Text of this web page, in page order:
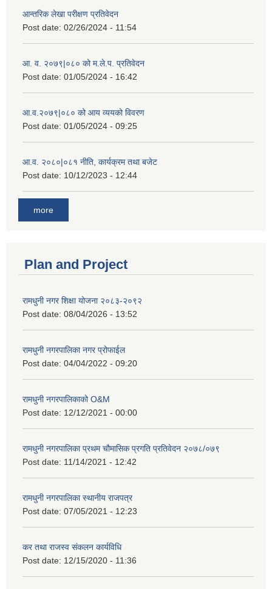
आन्तरिक लेखा परीक्षण प्रतिवेदन
Post date: 02/26/2024 - 11:54
आ. व. २०७९|०८० को म.ले.प. प्रतिवेदन
Post date: 01/05/2024 - 16:42
आ.व.२०७९|०८० को आय व्ययको विवरण
Post date: 01/05/2024 - 09:25
आ.व. २०८०|०८१ नीति, कार्यक्रम तथा बजेट
Post date: 10/12/2023 - 12:44
more
Plan and Project
रामधुनी नगर शिक्षा योजना २०८३-२०९२
Post date: 08/04/2026 - 13:52
रामधुनी नगरपालिका नगर प्रोफाईल
Post date: 04/04/2022 - 09:20
रामधुनी नगरपालिकाको O&M
Post date: 12/12/2021 - 00:00
रामधुनी नगरपालिका प्रथम चौमासिक प्रगति प्रतिवेदन २०७८/०७९
Post date: 11/14/2021 - 12:42
रामधुनी नगरपालिका स्थानीय राजपत्र
Post date: 07/05/2021 - 12:23
कर तथा राजस्व संकलन कार्यविधि
Post date: 12/15/2020 - 11:36